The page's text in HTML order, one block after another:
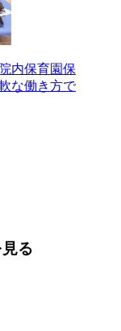
内保育園保
な働き方で
る